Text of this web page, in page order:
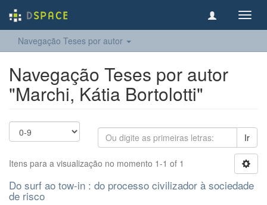
Navegação Teses por autor
Navegação Teses por autor
"Marchi, Kátia Bortolotti"
Ir
Itens para a visualização no momento 1-1 of 1
Do surf ao tow-in : do processo civilizador à sociedade
de risco